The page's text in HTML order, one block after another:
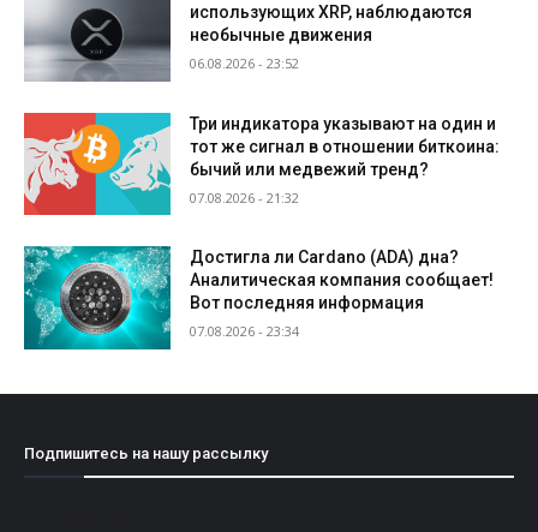
использующих XRP, наблюдаются
необычные движения
06.08.2026 - 23:52
Три индикатора указывают на один и
тот же сигнал в отношении биткоина:
бычий или медвежий тренд?
07.08.2026 - 21:32
Достигла ли Cardano (ADA) дна?
Аналитическая компания сообщает!
Вот последняя информация
07.08.2026 - 23:34
Подпишитесь на нашу рассылку